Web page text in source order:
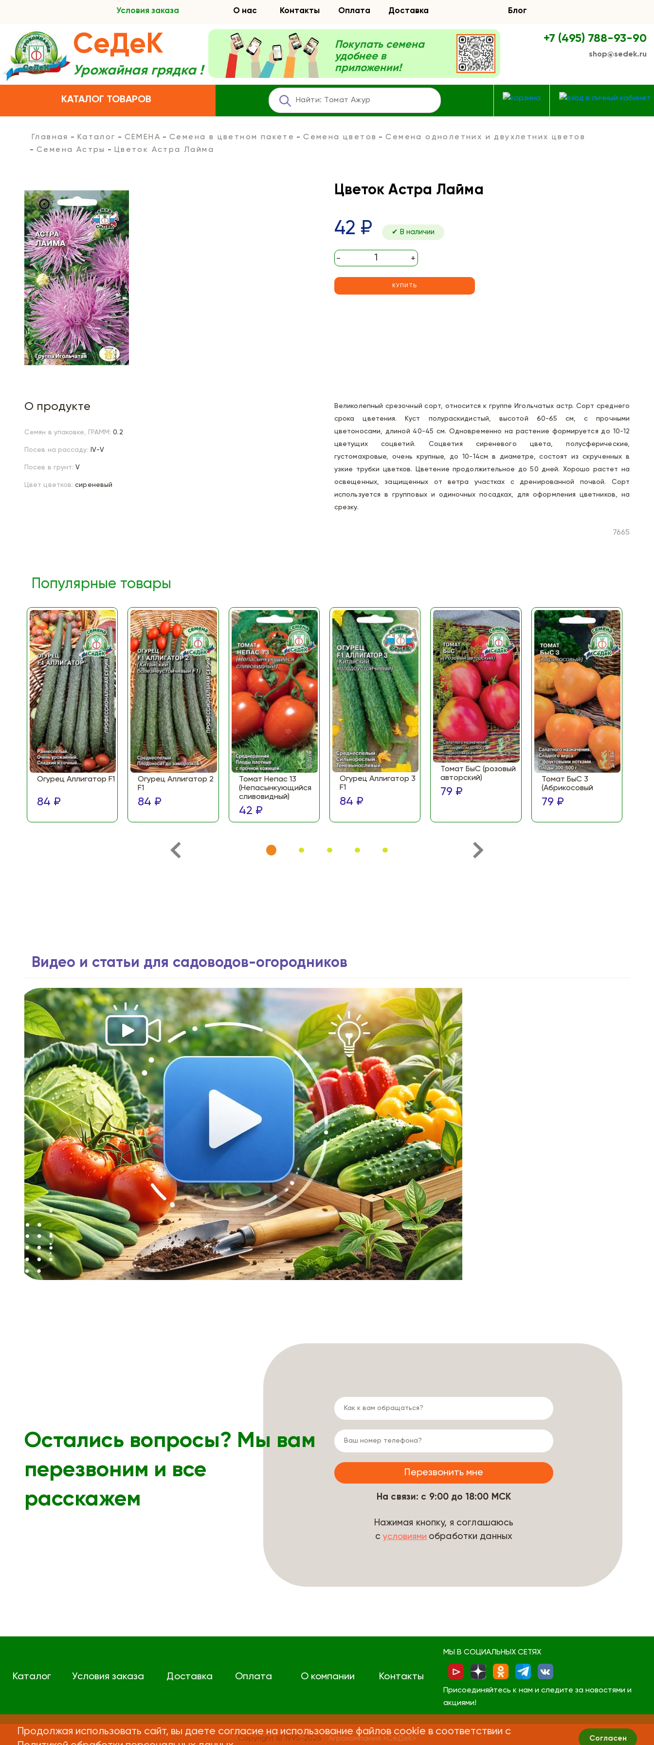
Условия заказа О нас Контакты Оплата Доставка Блог
КАТАЛОГ ТОВАРОВ
СеДеК
Урожайная грядка !
Покупать семена
удобнее в
приложении!
+7 (495) 788-93-90
shop@sedek.ru
Главная Каталог СЕМЕНА Семена в цветном пакете Семена цветов
Семена однолетних и двухлетних цветов
Семена Астры
Цветок Астра Лайма
Цветок Астра Лайма
42 ₽ ✔ В наличии
- +
КУПИТЬ
О продукте
Семян в упаковке, ГРАММ: 0.2
Посев на рассаду: IV-V
Посев в грунт: V
Цвет цветков: сиреневый
Великолепный срезочный сорт, относится к группе Игольчатых астр. Сорт среднего
срока цветения. Куст полураскидистый, высотой 60-65 см, с прочными
цветоносами, длиной 40-45 см. Одновременно на растение формируется до 10-12
цветущих соцветий. Соцветия сиреневого цвета, полусферические,
густомахровые, очень крупные, до 10-14см в диаметре, состоят из скрученных в
узкие трубки цветков. Цветение продолжительное до 50 дней. Хорошо растет на
освещенных, защищенных от ветра участках с дренированной почвой. Сорт
используется в групповых и одиночных посадках, для оформления цветников, на
срезку.
7665
Популярные товары
Огурец Аллигатор F1
84 ₽
Огурец Аллигатор 2
F1
84 ₽
Томат Непас 13
(Непасынкующийся
сливовидный)
42 ₽
Огурец Аллигатор 3
F1
84 ₽
Томат БыС (розовый
авторский)
79 ₽
Томат БыС 3
(Абрикосовый
79 ₽
Видео и статьи для садоводов-огородников
Остались вопросы? Мы вам
перезвоним и все
расскажем
На связи: с 9:00 до 18:00 МСК
Нажимая кнопку, я соглашаюсь
с условиями обработки данных
Каталог Условия заказа Доставка Оплата О компании Контакты
МЫ В СОЦИАЛЬНЫХ СЕТЯХ
Присоединяйтесь к нам и следите за новостями и
акциями!
Copyright © 1995-2026
Агрокомпания «СеДеК»
Продолжая использовать сайт, вы даете согласие на использование файлов cookie в соответствии с
Согласен